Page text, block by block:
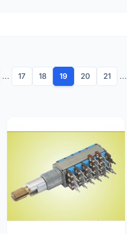
... 17 18 19 20 21 ...